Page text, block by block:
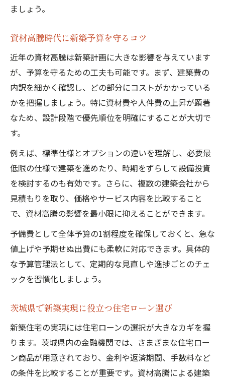
ましょう。
資材高騰時代に新築予算を守るコツ
近年の資材高騰は新築計画に大きな影響を与えています
が、予算を守るための工夫も可能です。まず、建築費の
内訳を細かく確認し、どの部分にコストがかかっている
かを把握しましょう。特に資材費や人件費の上昇が顕著
なため、設計段階で優先順位を明確にすることが大切で
す。
例えば、標準仕様とオプションの違いを理解し、必要最
低限の仕様で建築を進めたり、時期をずらして設備投資
を検討するのも有効です。さらに、複数の建築会社から
見積もりを取り、価格やサービス内容を比較すること
で、資材高騰の影響を最小限に抑えることができます。
予備費として全体予算の1割程度を確保しておくと、急な
値上げや予期せぬ出費にも柔軟に対応できます。具体的
な予算管理法として、定期的な見直しや進捗ごとのチェ
ックを習慣化しましょう。
茨城県で新築実現に役立つ住宅ローン選び
新築住宅の実現には住宅ローンの選択が大きなカギを握
ります。茨城県内の金融機関では、さまざまな住宅ロー
ン商品が用意されており、金利や返済期間、手数料など
の条件を比較することが重要です。資材高騰による建築